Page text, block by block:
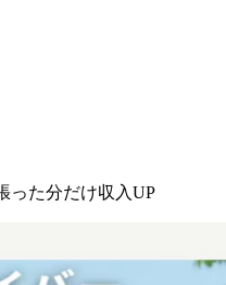
った分だけ収入UP